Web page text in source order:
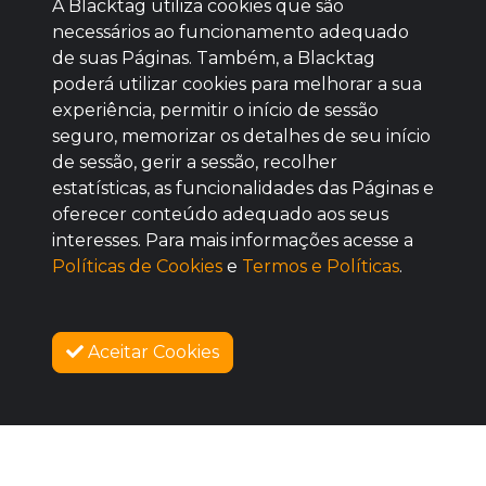
AGUARDE!
Baixe agora nosso app
SOBRE NÓS
A Blacktag utiliza cookies que são
necessários ao funcionamento adequado
de suas Páginas. Também, a Blacktag
poderá utilizar cookies para melhorar a sua
experiência, permitir o início de sessão
seguro, memorizar os detalhes de seu início
de sessão, gerir a sessão, recolher
estatísticas, as funcionalidades das Páginas e
oferecer conteúdo adequado aos seus
interesses. Para mais informações acesse a
Políticas de Cookies e Termos e Políticas.
Aceitar Cookies